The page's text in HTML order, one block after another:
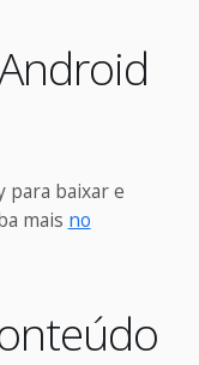
para baixar e
mais no